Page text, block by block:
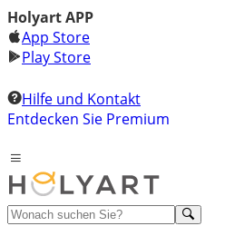
Holyart APP
App Store
Play Store
Hilfe und Kontakt
Entdecken Sie Premium